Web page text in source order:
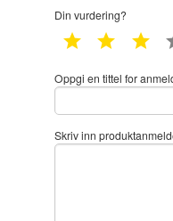
Din vurdering?
1 star 2 star 3
Oppgi en tittel for
Skriv inn